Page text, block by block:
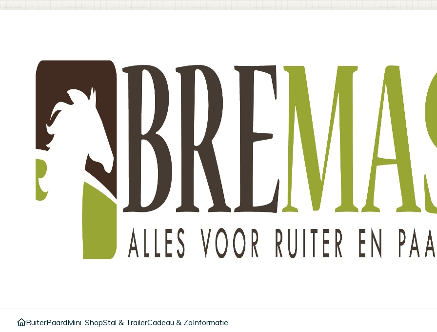
RuiterPaardMini-ShopStal & TrailerCadeau & ZoInformatie